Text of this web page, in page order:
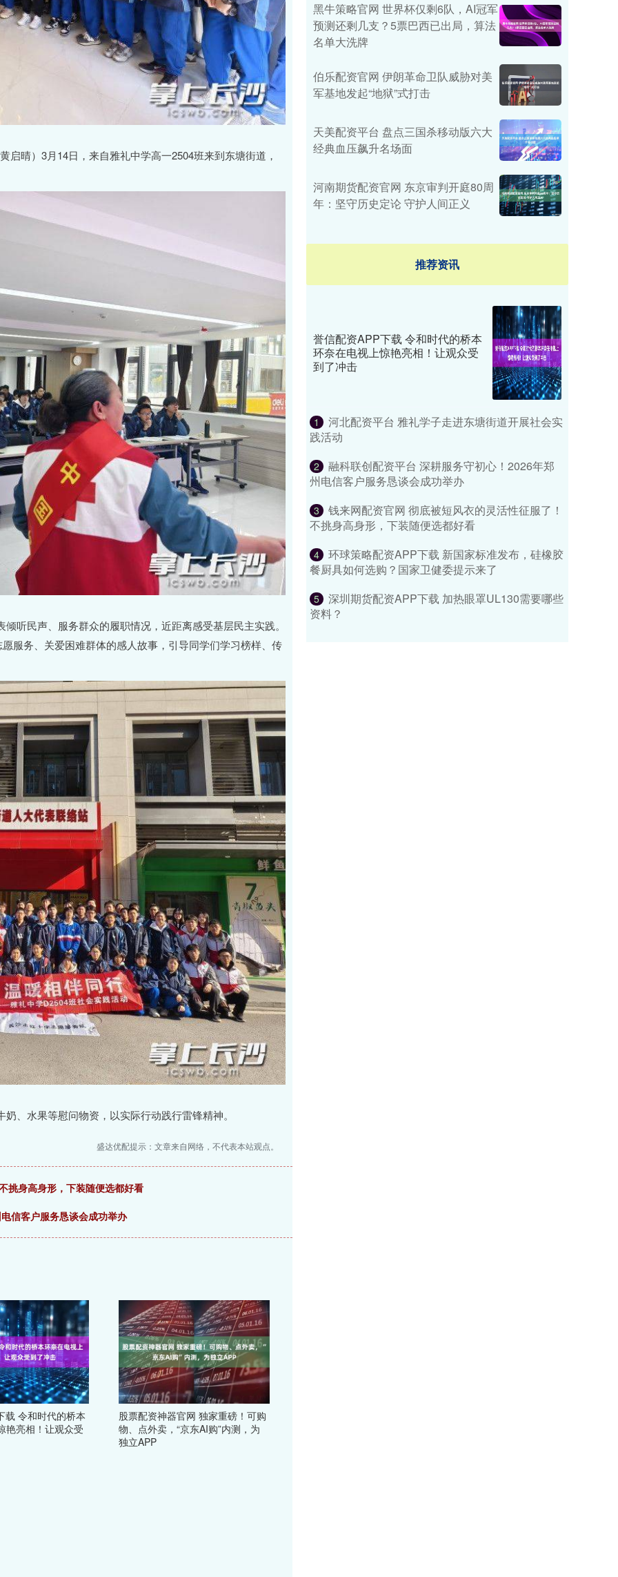
晴）3月14日，来自雅礼中学高一2504班来到东塘街道，
听民声、服务群众的履职情况，近距离感受基层民主实践。
服务、关爱困难群体的感人故事，引导同学们学习榜样、传
、水果等慰问物资，以实际行动践行雷锋精神。
盛达优配提示：文章来自网络，不代表本站观点。
挑身高身形，下装随便选都好看
信客户服务恳谈会成功举办
载 令和时代的桥本
艳亮相！让观众受
股票配资神器官网 独家重磅！可购
物、点外卖，“京东AI购”内测，为
独立APP
黑牛策略官网 世界杯仅剩6队，AI冠军
预测还剩几支？5票巴西已出局，算法
名单大洗牌
伯乐配资官网 伊朗革命卫队威胁对美
军基地发起“地狱”式打击
天美配资平台 盘点三国杀移动版六大
经典血压飙升名场面
河南期货配资官网 东京审判开庭80周
年：坚守历史定论 守护人间正义
推荐资讯
誉信配资APP下载 令和时代的桥本
环奈在电视上惊艳亮相！让观众受
到了冲击
1
河北配资平台 雅礼学子走进东塘街道开展社会实
践活动
2
融科联创配资平台 深耕服务守初心！2026年郑
州电信客户服务恳谈会成功举办
3
钱来网配资官网 彻底被短风衣的灵活性征服了！
不挑身高身形，下装随便选都好看
4
环球策略配资APP下载 新国家标准发布，硅橡胶
餐厨具如何选购？国家卫健委提示来了
5
深圳期货配资APP下载 加热眼罩UL130需要哪些
资料？